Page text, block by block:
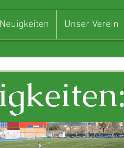
Neuigkeiten Unser Verein